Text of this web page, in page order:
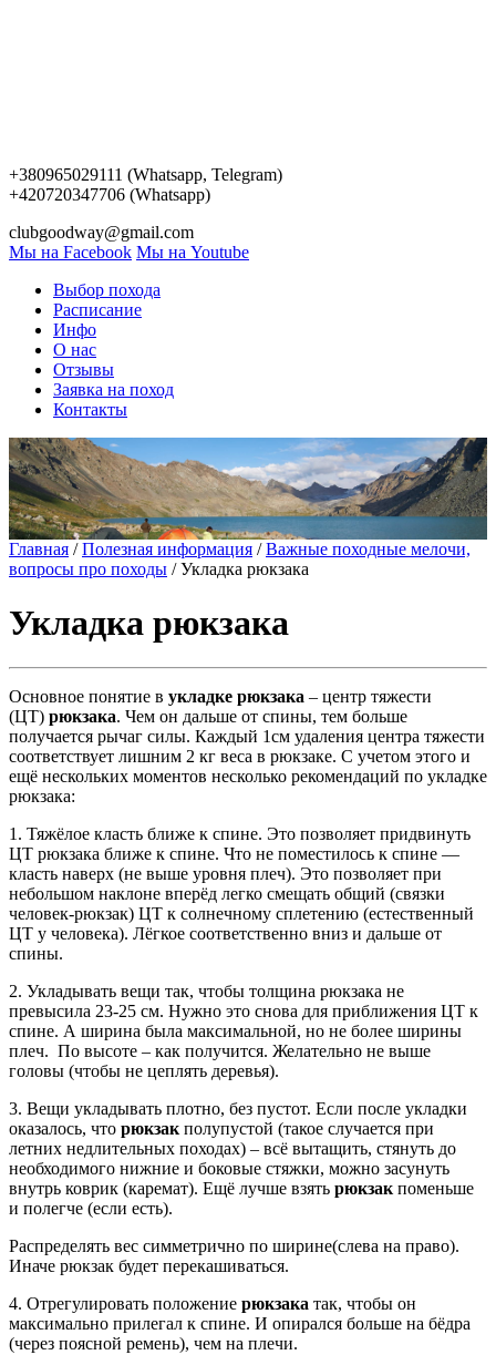
+380965029111 (Whatsapp, Telegram)
+420720347706 (Whatsapp)
clubgoodway@gmail.com
Мы на Facebook Мы на Youtube
Выбор похода
Расписание
Инфо
О нас
Отзывы
Заявка на поход
Контакты
Главная /Полезная информация /Важные походные мелочи,
вопросы про походы /Укладка рюкзака
Укладка рюкзака
Основное понятие в укладке рюкзака – центр тяжести
(ЦТ) рюкзака. Чем он дальше от спины, тем больше
получается рычаг силы. Каждый 1см удаления центра тяжести
соответствует лишним 2 кг веса в рюкзаке. С учетом этого и
ещё нескольких моментов несколько рекомендаций по укладке
рюкзака:
1. Тяжёлое класть ближе к спине. Это позволяет придвинуть
ЦТ рюкзака ближе к спине. Что не поместилось к спине —
класть наверх (не выше уровня плеч). Это позволяет при
небольшом наклоне вперёд легко смещать общий (связки
человек-рюкзак) ЦТ к солнечному сплетению (естественный
ЦТ у человека). Лёгкое соответственно вниз и дальше от
спины.
2. Укладывать вещи так, чтобы толщина рюкзака не
превысила 23-25 см. Нужно это снова для приближения ЦТ к
спине. А ширина была максимальной, но не более ширины
плеч. По высоте – как получится. Желательно не выше
головы (чтобы не цеплять деревья).
3. Вещи укладывать плотно, без пустот. Если после укладки
оказалось, что рюкзакполупустой (такое случается при
летних недлительных походах) – всё вытащить, стянуть до
необходимого нижние и боковые стяжки, можно засунуть
внутрь коврик (каремат). Ещё лучше взять рюкзакпоменьше
и полегче (если есть).
Распределять вес симметрично по ширине(слева на право).
Иначе рюкзак будет перекашиваться.
4. Отрегулировать положение рюкзака так, чтобы он
максимально прилегал к спине. И опирался больше на бёдра
(через поясной ремень), чем на плечи.